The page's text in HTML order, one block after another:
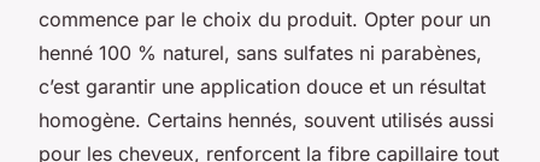
commence par le choix du produit. Opter pour un
henné 100 % naturel, sans sulfates ni parabènes,
c’est garantir une application douce et un résultat
homogène. Certains hennés, souvent utilisés aussi
pour les cheveux, renforcent la fibre capillaire tout